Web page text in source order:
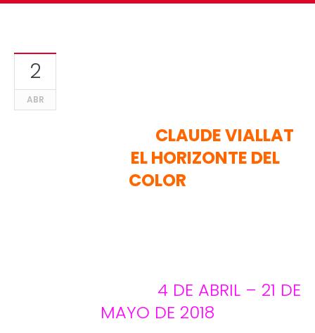
2
ABR
CLAUDE VIALLAT
EL HORIZONTE DEL
COLOR
4 DE ABRIL – 21 DE
MAYO DE 2018